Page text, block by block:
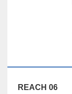
REACH 06